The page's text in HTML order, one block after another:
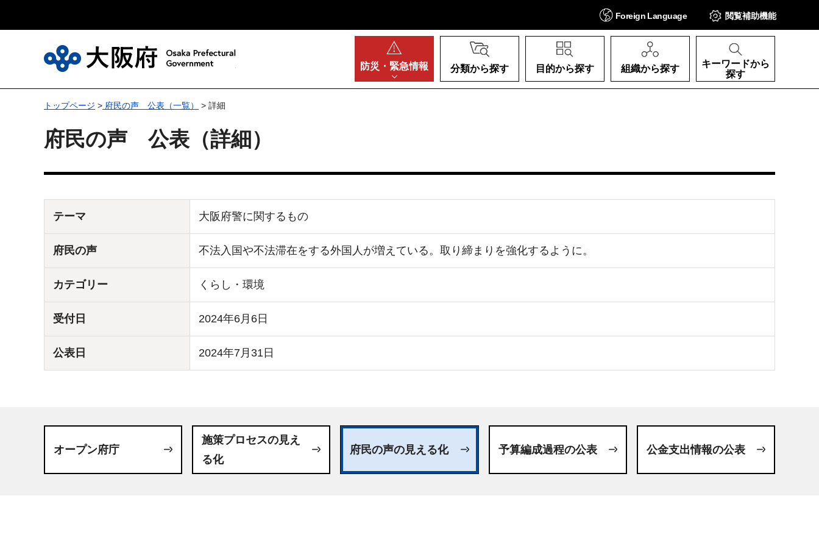
Foreign Language 閲覧補助機能
防災・ 緊急情報 分類から探す 目的から探す 組織から探す
キーワードから
探す
トップページ > 府民の声 公表（一覧） > 詳細
府民の声 公表（詳細）
テーマ 大阪府警に関するもの
府民の声 不法入国や不法滞在をする外国人が増えている。取り締まりを強化するように。
カテゴリー くらし・環境
受付日 2024年6月6日
公表日 2024年7月31日
オープン府庁
施策プロセスの見え
る化
府民の声の見える化 予算編成過程の公表 公金支出情報の公表